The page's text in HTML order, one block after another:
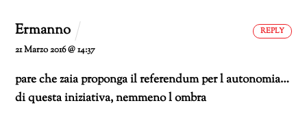
Ermanno
21 Marzo 2016 @ 14:37
pare che zaia proponga il referendum per l autonomia…
di questa iniziativa, nemmeno l ombra
REPLY